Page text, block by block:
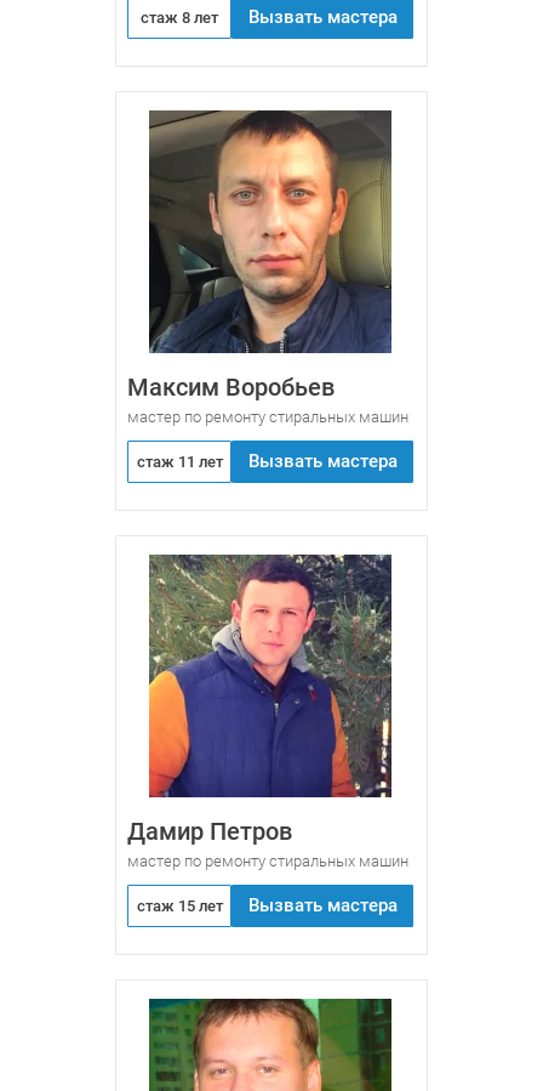
стаж 8 лет Вызвать мастера
Максим Воробьев
мастер по ремонту стиральных машин
стаж 11 лет Вызвать мастера
Дамир Петров
мастер по ремонту стиральных машин
стаж 15 лет Вызвать мастера